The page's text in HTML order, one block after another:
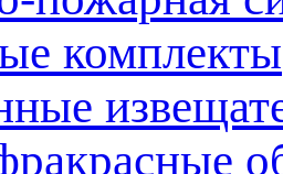
комплекты